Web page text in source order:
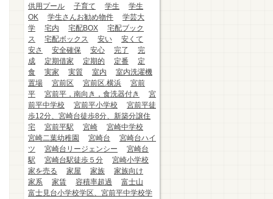
供用プール
子育て 学生
学生
OK
学生さんお勧め物件
学芸大
学
宅内 宅配BOX
宅配ブック
ス
宅配ボックス 安い
安くて
安さ
安全確保 安心 完了
完
成
定期借家 定期的 定番
定
食
実家 実質 室内
室内洗濯機
置場
宮前区 宮前区.横浜
宮前
平
宮前平，南向き，食洗器付き
宮
前平中学校
宮前平小学校
宮前平徒
歩12分、宮崎台徒歩8分、新築分譲住
宅
宮前平駅 宮崎
宮崎中学校
宮崎二葉幼稚園
宮崎台
宮崎台ハイ
ツ
宮崎台リージェンシー
宮崎台
駅
宮崎台駅徒歩５分
宮崎小学校
家を売る
家屋 家族
家族向け
家系
家賃 容積率超過
富士山
富士見台小学校学区、宮前平中学校学